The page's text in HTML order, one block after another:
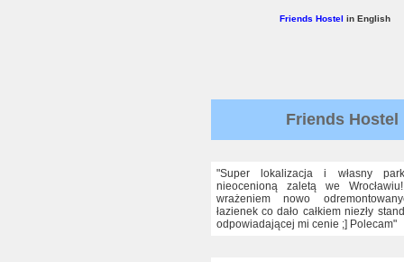
Friends Hostel in English
Friends Hostel
"Super lokalizacja i własny
nieocenioną zaletą we
wrażeniem nowo
łazienek co dało całkiem niezły
odpowiadającej mi cenie ;] Polecam"